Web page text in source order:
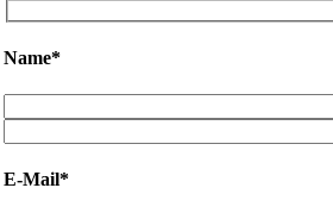
Name*
E-Mail*